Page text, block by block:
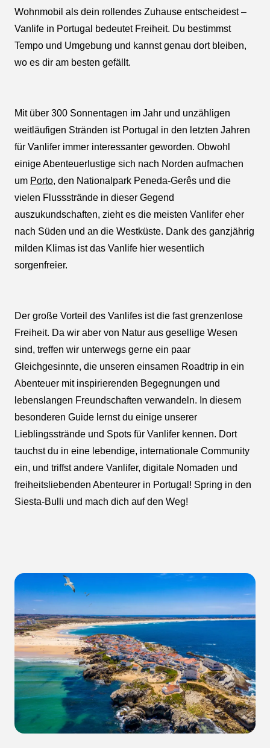
Wohnmobil als dein rollendes Zuhause entscheidest –
Vanlife in Portugal bedeutet Freiheit. Du bestimmst
Tempo und Umgebung und kannst genau dort bleiben,
wo es dir am besten gefällt.
Mit über 300 Sonnentagen im Jahr und unzähligen
weitläufigen Stränden ist Portugal in den letzten Jahren
für Vanlifer immer interessanter geworden. Obwohl
einige Abenteuerlustige sich nach Norden aufmachen
um Porto, den Nationalpark Peneda-Gerês und die
vielen Flussstrände in dieser Gegend
auszukundschaften, zieht es die meisten Vanlifer eher
nach Süden und an die Westküste. Dank des ganzjährig
milden Klimas ist das Vanlife hier wesentlich
sorgenfreier.
Der große Vorteil des Vanlifes ist die fast grenzenlose
Freiheit. Da wir aber von Natur aus gesellige Wesen
sind, treffen wir unterwegs gerne ein paar
Gleichgesinnte, die unseren einsamen Roadtrip in ein
Abenteuer mit inspirierenden Begegnungen und
lebenslangen Freundschaften verwandeln. In diesem
besonderen Guide lernst du einige unserer
Lieblingsstrände und Spots für Vanlifer kennen. Dort
tauchst du in eine lebendige, internationale Community
ein, und triffst andere Vanlifer, digitale Nomaden und
freiheitsliebenden Abenteurer in Portugal! Spring in den
Siesta-Bulli und mach dich auf den Weg!